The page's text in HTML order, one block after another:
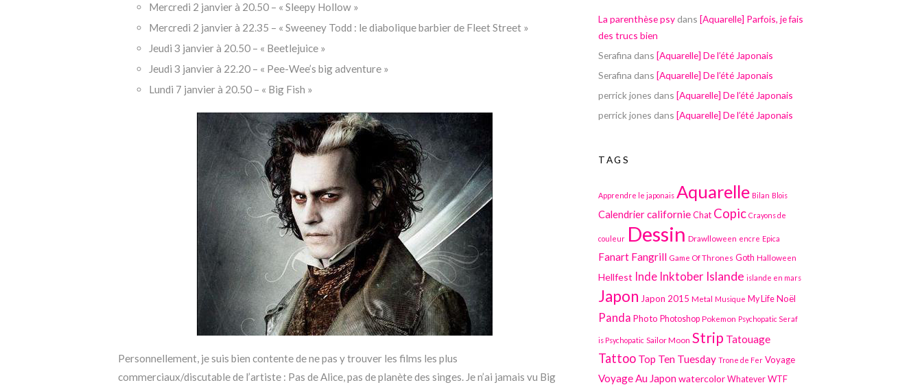
Mercredi 2 janvier à 20.50 – « Sleepy Hollow »
Mercredi 2 janvier à 22.35 – « Sweeney Todd : le diabolique barbier de Fleet Street »
Jeudi 3 janvier à 20.50 – « Beetlejuice »
Jeudi 3 janvier à 22.20 – « Pee-Wee’s big adventure »
Lundi 7 janvier à 20.50 – « Big Fish »
Personnellement, je suis bien contente de ne pas y trouver les films les plus
commerciaux/discutable de l’artiste : Pas de Alice, pas de planète des singes. Je n’ai jamais vu Big
La parenthèse psy dans [Aquarelle] Parfois, je fais
des trucs bien
Serafina dans [Aquarelle] De l’été Japonais
Serafina dans [Aquarelle] De l’été Japonais
perrick jones dans [Aquarelle] De l’été Japonais
perrick jones dans [Aquarelle] De l’été Japonais
TAGS
Apprendre le japonais Aquarelle Bilan Blois
Calendriercalifornie Chat Copic Crayons de
couleur Dessin Drawlloween encre Epica
Fanart Fangrill Game Of Thrones Goth Halloween
Hellfest Inde Inktober Islande islande en mars
Japon Japon 2015 Metal Musique My Life Noël
Panda Photo Photoshop Pokemon Psychopatic Seraf
is Psychopatic Sailor Moon Strip Tatouage
Tattoo Top Ten Tuesday Trone de Fer Voyage
Voyage Au Japonwatercolor Whatever WTF